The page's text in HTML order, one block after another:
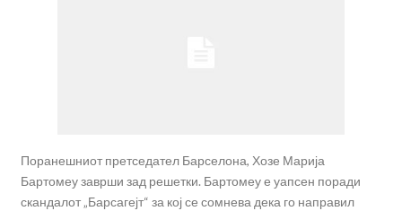
Поранешниот претседател Барселона, Хозе Марија
Бартомеу заврши зад решетки. Бартомеу е уапсен поради
скандалот „Барсагејт“ за кој се сомнева дека го направил